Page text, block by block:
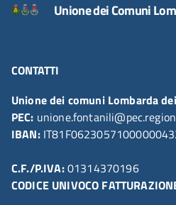
Unione dei Comuni
CONTATTI
Unione dei comuni Lombarda
PEC:
IBAN:
C.F./P.IVA:01314370196
CODICE UNIVOCO